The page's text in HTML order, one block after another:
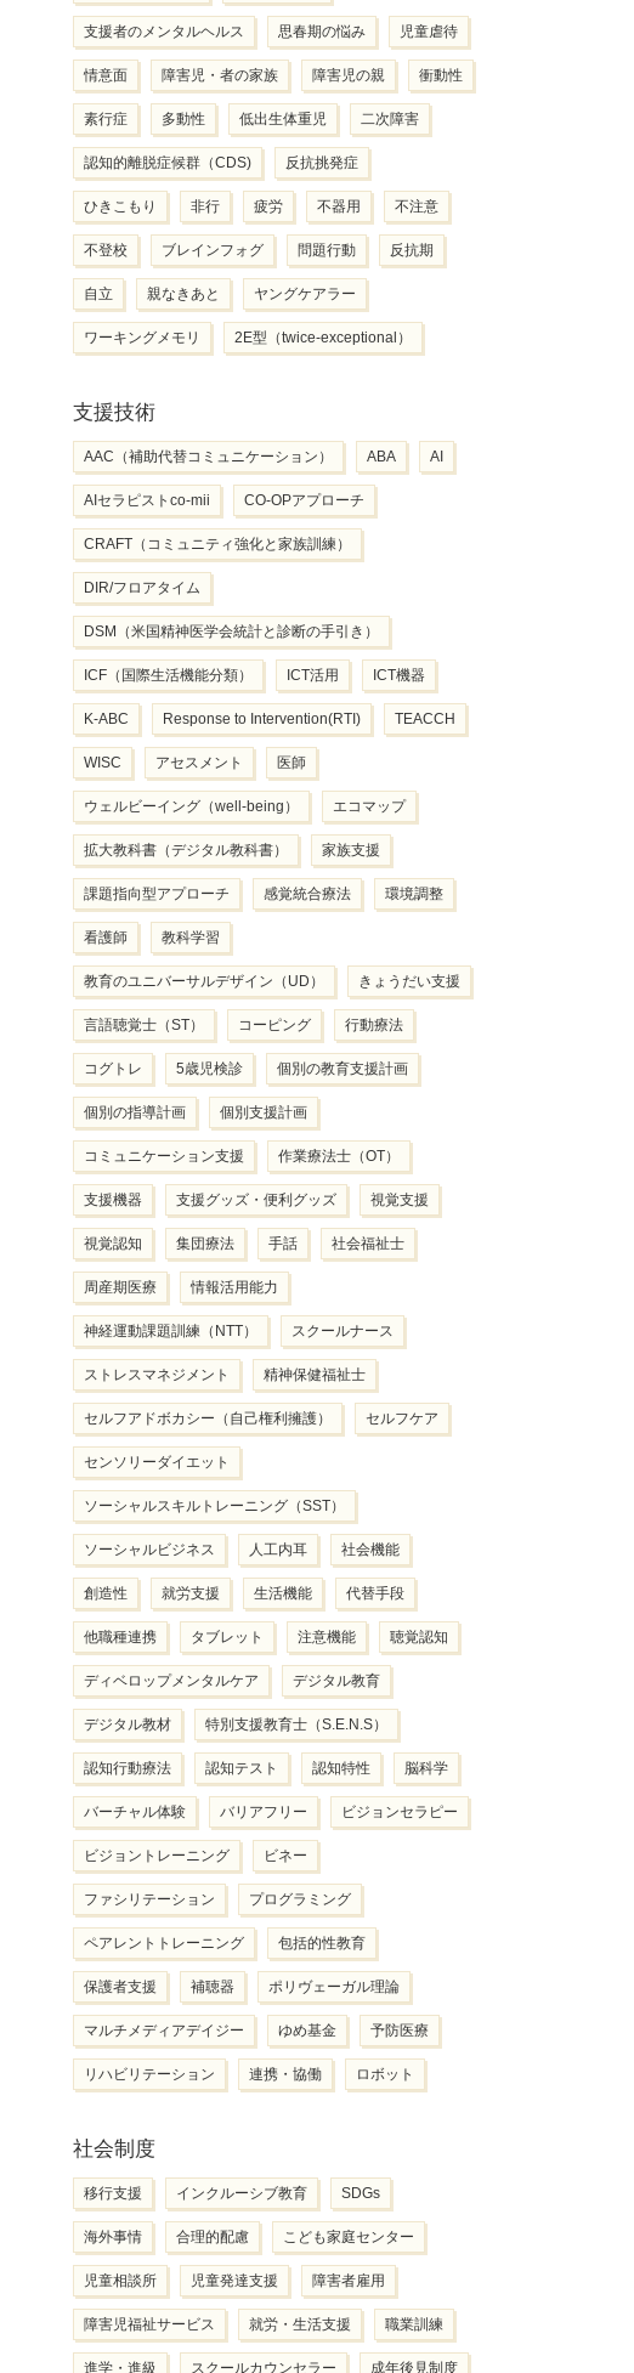
支援者のメンタルヘルス 思春期の悩み 児童虐待
情意面 障害児・者の家族 障害児の親 衝動性
素行症 多動性 低出生体重児 二次障害
認知的離脱症候群（CDS) 反抗挑発症
ひきこもり 非行 疲労 不器用 不注意
不登校 ブレインフォグ 問題行動 反抗期
自立 親なきあと ヤングケアラー
ワーキングメモリ 2E型（twice-exceptional）
支援技術
AAC（補助代替コミュニケーション） ABA AI
AIセラピストco-mii CO-OPアプローチ
CRAFT（コミュニティ強化と家族訓練）
DIR/フロアタイム
DSM（米国精神医学会統計と診断の手引き）
ICF（国際生活機能分類） ICT活用 ICT機器
K-ABC Response to Intervention(RTI) TEACCH
WISC アセスメント 医師
ウェルビーイング（well-being） エコマップ
拡大教科書（デジタル教科書） 家族支援
課題指向型アプローチ 感覚統合療法 環境調整
看護師 教科学習
教育のユニバーサルデザイン（UD） きょうだい支援
言語聴覚士（ST） コーピング 行動療法
コグトレ 5歳児検診 個別の教育支援計画
個別の指導計画 個別支援計画
コミュニケーション支援 作業療法士（OT）
支援機器 支援グッズ・便利グッズ 視覚支援
視覚認知 集団療法 手話 社会福祉士
周産期医療 情報活用能力
神経運動課題訓練（NTT） スクールナース
ストレスマネジメント 精神保健福祉士
セルフアドボカシー（自己権利擁護） セルフケア
センソリーダイエット
ソーシャルスキルトレーニング（SST）
ソーシャルビジネス 人工内耳 社会機能
創造性 就労支援 生活機能 代替手段
他職種連携 タブレット 注意機能 聴覚認知
ディベロップメンタルケア デジタル教育
デジタル教材 特別支援教育士（S.E.N.S）
認知行動療法 認知テスト 認知特性 脳科学
バーチャル体験 バリアフリー ビジョンセラピー
ビジョントレーニング ビネー
ファシリテーション プログラミング
ペアレントトレーニング 包括的性教育
保護者支援 補聴器 ポリヴェーガル理論
マルチメディアデイジー ゆめ基金 予防医療
リハビリテーション 連携・協働 ロボット
社会制度
移行支援 インクルーシブ教育 SDGs
海外事情 合理的配慮 こども家庭センター
児童相談所 児童発達支援 障害者雇用
障害児福祉サービス 就労・生活支援 職業訓練
進学・進級 スクールカウンセラー 成年後見制度